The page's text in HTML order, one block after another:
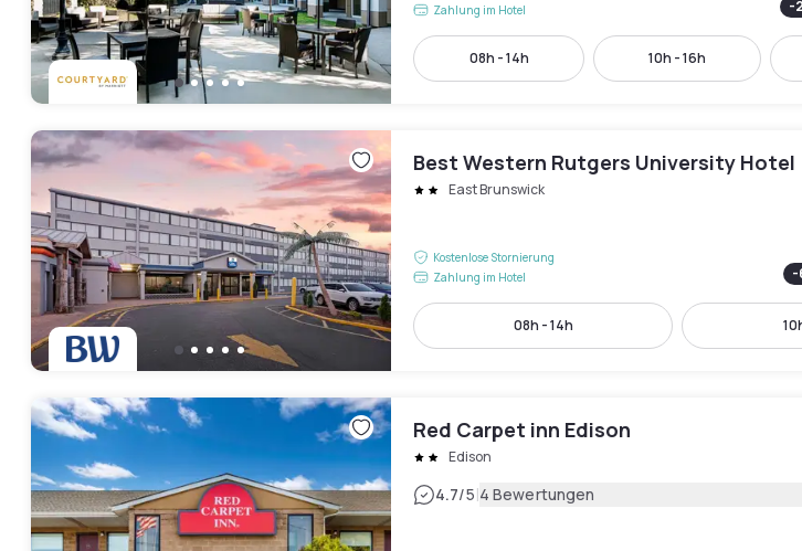
Zahlung im Hotel
-
08h - 14h 10h - 16h
Best Western Rutgers University Hotel
East Brunswick
Kostenlose Stornierung
Zahlung im Hotel
-
08h - 14h
Red Carpet inn Edison
Edison
4.7/5|4 Bewertungen